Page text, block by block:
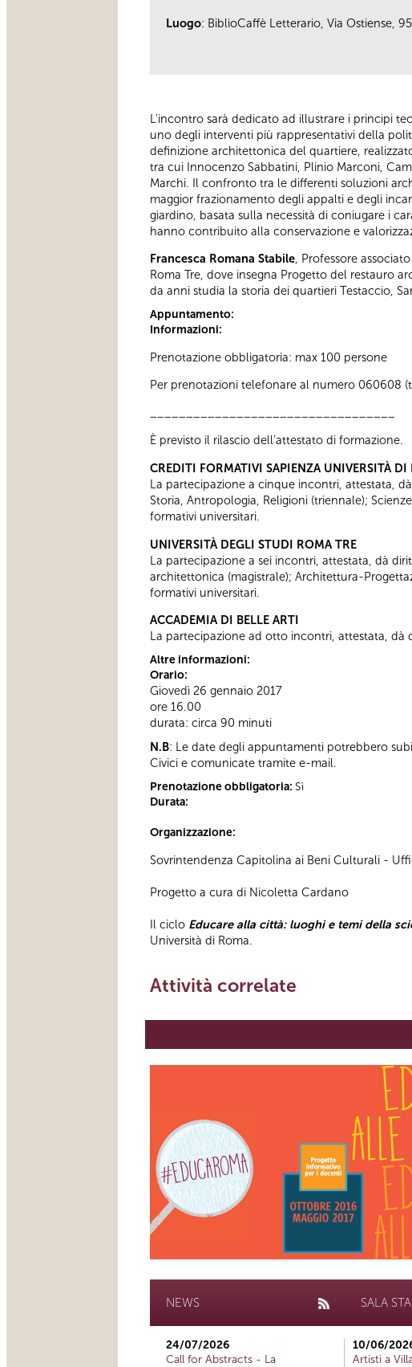
Luogo: BiblioCaffè Letterario, Via Ostiense, 95
L’incontro sarà dedicato ad illustrare i principi
uno degli interventi più rappresentativi della
definizione architettonica del quartiere,
tra cui Innocenzo Sabbatini, Plinio Marconi,
Marchi. Il confronto tra le differenti soluzioni
maggior frazionamento degli appalti e degli
giardino, basata sulla necessità di coniugare i
hanno contribuito alla conservazione e
Francesca Romana Stabile, Professore
Roma Tre, dove insegna Progetto del restauro
da anni studia la storia dei quartieri Testaccio,
Appuntamento:
Informazioni:
Prenotazione obbligatoria: max 100 persone
Per prenotazioni telefonare al numero 060608
È previsto il rilascio dell’attestato di formazione.
CREDITI FORMATIVI SAPIENZA UNIVERSITÀ DI
La partecipazione a cinque incontri, attestata,
Storia, Antropologia, Religioni (triennale);
formativi universitari.
UNIVERSITÀ DEGLI STUDI ROMA TRE
La partecipazione a sei incontri, attestata, dà
architettonica (magistrale); Architettura-
formativi universitari.
ACCADEMIA DI BELLE ARTI
La partecipazione ad otto incontri, attestata,
Altre informazioni:
Orario:
Giovedì 26 gennaio 2017
ore 16.00
durata: circa 90 minuti
N.B: Le date degli appuntamenti potrebbero
Civici e comunicate tramite e-mail.
Prenotazione obbligatoria: Sì
Durata:
Organizzazione:
Sovrintendenza Capitolina ai Beni Culturali -
Progetto a cura di Nicoletta Cardano
Il ciclo Educare alla città: luoghi e temi della
Università di Roma.
Attività correlate
NEWS
24/07/2026
Call for Abstracts - La
SALA
10/06/
Artisti a